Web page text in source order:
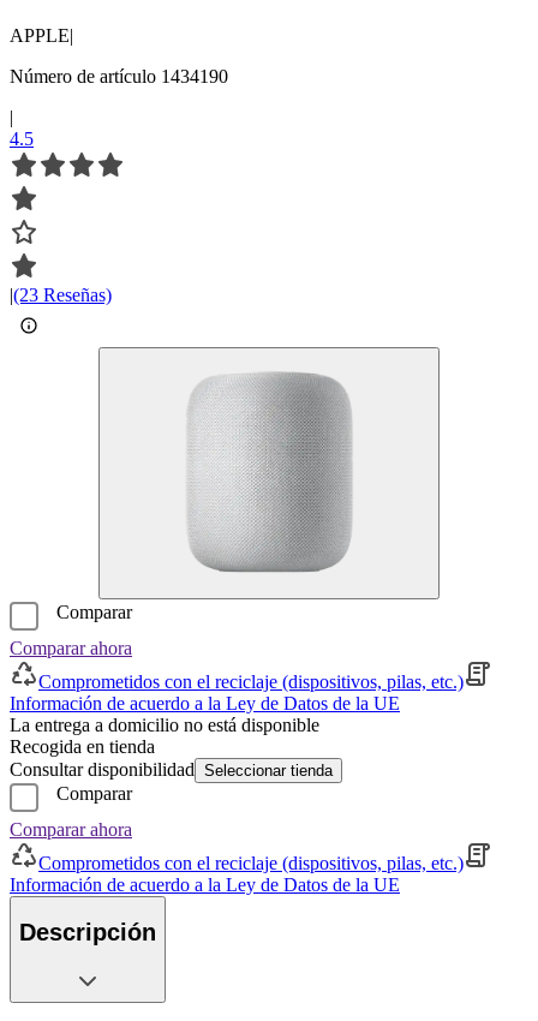
APPLE|
Número de artículo 1434190
|
4.5
|(23 Reseñas)
Comparar
Comparar ahora
Comprometidos con el reciclaje (dispositivos, pilas, etc.)
Información de acuerdo a la Ley de Datos de la UE
La entrega a domicilio no está disponible
Recogida en tienda
Consultar disponibilidad Seleccionar tienda
Comparar
Comparar ahora
Comprometidos con el reciclaje (dispositivos, pilas, etc.)
Información de acuerdo a la Ley de Datos de la UE
Descripción